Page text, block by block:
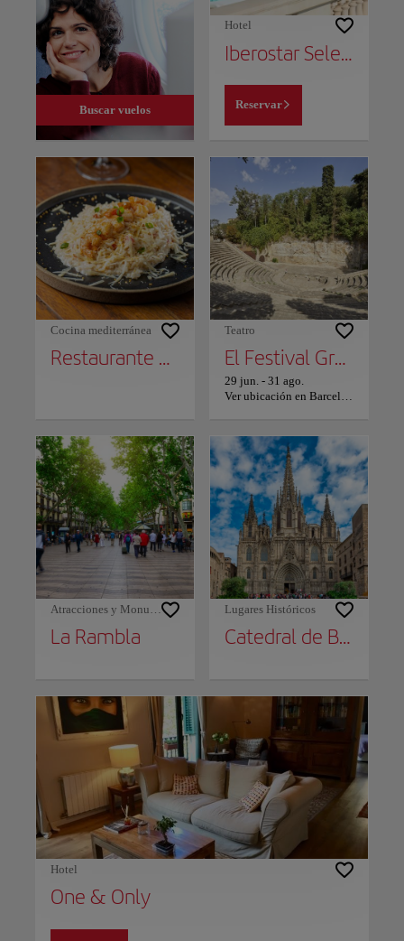
Buscar vuelos
Hotel
Iberostar Selection Paseo de Gracia
Reservar
Cocina mediterránea
Restaurante Reñé 1910
Teatro
El Festival Grec
29 jun. - 31 ago.
Ver ubicación en Barcelona
La Rambla
Lugares Históricos
Catedral de Barcelona
Hotel
One & Only